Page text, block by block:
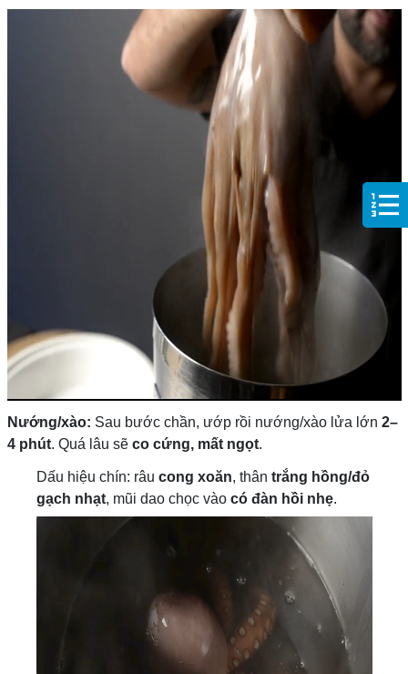
Nướng/xào: Sau bước chần, ướp rồi nướng/xào lửa lớn 2–
4 phút. Quá lâu sẽ co cứng, mất ngọt.
Dấu hiệu chín: râu cong xoăn, thân trắng hồng/đỏ
gạch nhạt, mũi dao chọc vào có đàn hồi nhẹ.